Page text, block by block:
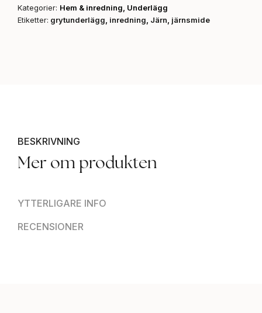
Kategorier: Hem & inredning Underlägg
Etiketter: grytunderlägg inredning Järn järnsmide
BESKRIVNING
YTTERLIGARE INFO
RECENSIONER
Mer om produkten